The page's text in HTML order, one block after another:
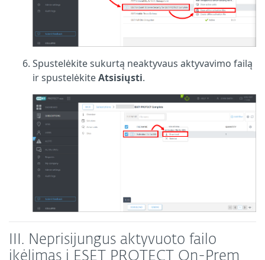
Spustelėkite sukurtą neaktyvaus aktyvavimo failą
ir spustelėkiteAtsisiųsti.
III. Neprisijungus aktyvuoto failo
įkėlimas į ESET PROTECT On-Prem